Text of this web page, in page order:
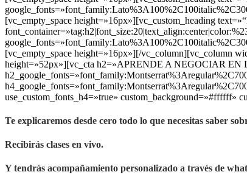
[vc_empty_space height=»16px»][vc_custom_heading
[vc_empty_space height=»16px»][/vc_column][vc_column
height=»52px»][vc_cta h2=»APRENDE A NEGOCIAR EN
use_custom_fonts_h4=»true» custom_background=»#ffffff»
Te explicaremos desde cero todo lo que necesitas saber
Recibirás clases en vivo.
Y tendrás acompañamiento personalizado a través de